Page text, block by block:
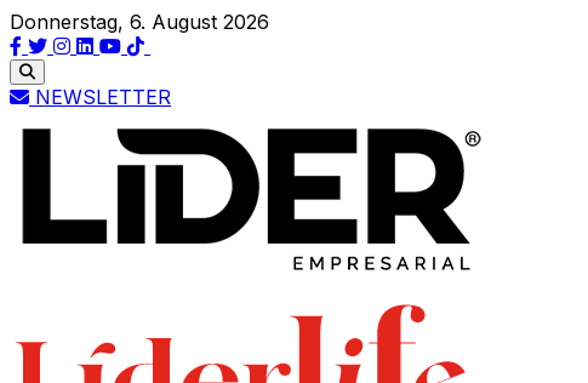
Donnerstag, 6. August 2026
NEWSLETTER